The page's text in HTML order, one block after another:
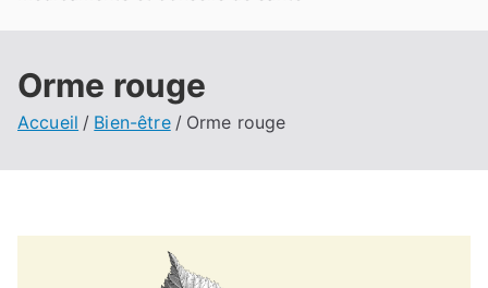
Orme rouge
Accueil Bien-être Orme rouge